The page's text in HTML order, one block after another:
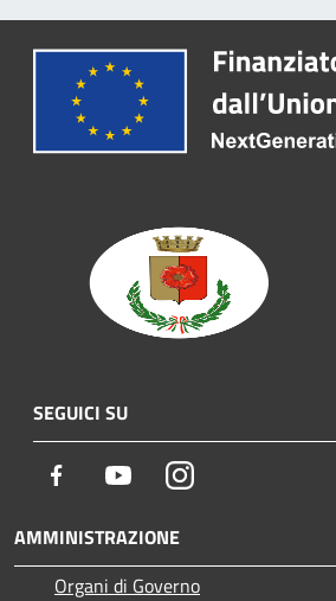
SEGUICI SU
Facebook YoutubeInstagram
AMMINISTRAZIONE
Organi di Governo